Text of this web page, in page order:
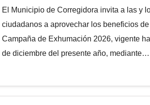
servicios funerarios
El Municipio de Corregidora invita a las y
ciudadanos a aprovechar los beneficios de
Campaña de Exhumación 2026, vigente
de diciembre del presente año, mediante…